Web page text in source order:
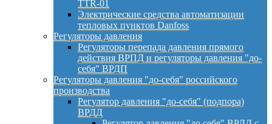
TTR-01
Электрические средства автоматизации
тепловых пунктов Danfoss
Регуляторы давления
Регуляторы перепада давления прямого
действия ВРПД и регуляторы давления "до-
себя" ВРДП
Регуляторы давления "до-себя" российского
производства
Регулятор давления "до-себя" (подпора)
ВРДД